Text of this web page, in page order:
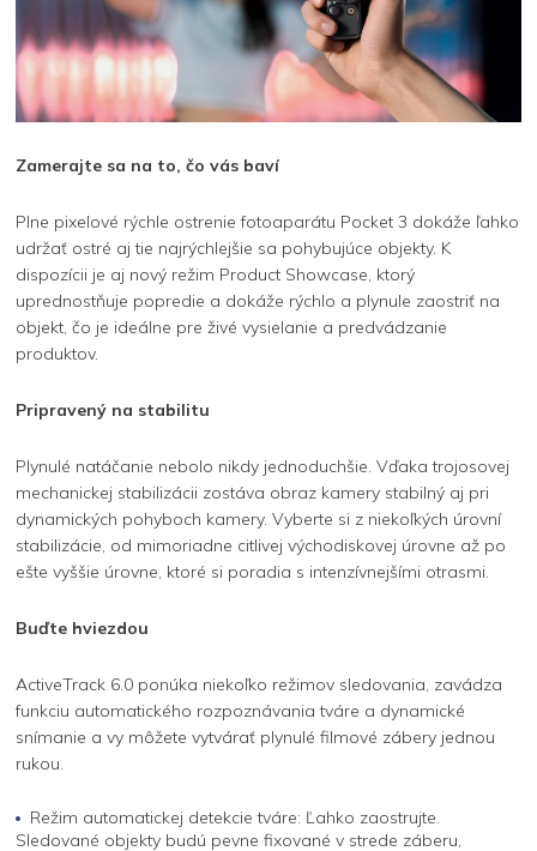
Zamerajte sa na to, čo vás baví
Plne pixelové rýchle ostrenie fotoaparátu Pocket 3 dokáže ľahko
udržať ostré aj tie najrýchlejšie sa pohybujúce objekty. K
dispozícii je aj nový režim Product Showcase, ktorý
uprednostňuje popredie a dokáže rýchlo a plynule zaostriť na
objekt, čo je ideálne pre živé vysielanie a predvádzanie
produktov.
Pripravený na stabilitu
Plynulé natáčanie nebolo nikdy jednoduchšie. Vďaka trojosovej
mechanickej stabilizácii zostáva obraz kamery stabilný aj pri
dynamických pohyboch kamery. Vyberte si z niekoľkých úrovní
stabilizácie, od mimoriadne citlivej východiskovej úrovne až po
ešte vyššie úrovne, ktoré si poradia s intenzívnejšími otrasmi.
Buďte hviezdou
ActiveTrack 6.0 ponúka niekoľko režimov sledovania, zavádza
funkciu automatického rozpoznávania tváre a dynamické
snímanie a vy môžete vytvárať plynulé filmové zábery jednou
rukou.
Režim automatickej detekcie tváre: Ľahko zaostrujte.
Sledované objekty budú pevne fixované v strede záberu,